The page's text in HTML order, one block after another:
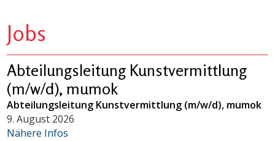
Jobs
Abteilungsleitung Kunstvermittlung
(m/w/d), mumok
Abteilungsleitung Kunstvermittlung (m/w/d), mumok
9. August 2026
Nähere Infos